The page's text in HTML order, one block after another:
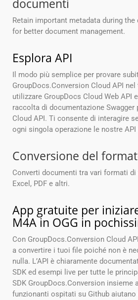
documenti
Retain important metadata during
for better document management.
Esplora API
Il modo più semplice per provare
GroupDocs.Conversion Cloud API
utilizzare GroupDocs Cloud Web API
raccolta di documentazione Swagger
Cloud API. Ti consente di interagire
ogni singola operazione le nostre API
Conversione del
Converti documenti tra vari formati di
Excel, PDF e altri.
App gratuite per
M4A in OGG in
Con GroupDocs.Conversion Cloud
a convertire i tuoi file poiché non è
nulla. L’API è chiaramente
SDK ed esempi live per tutte le
SDK GroupDocs.Conversion insieme
funzionanti ospitati su Github